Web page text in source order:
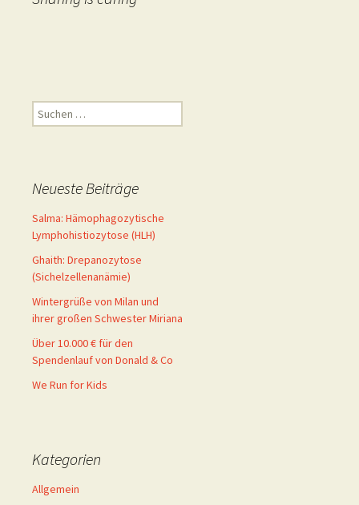
Suchen
nach:
Neueste Beiträge
Salma: Hämophagozytische
Lymphohistiozytose (HLH)
Ghaith: Drepanozytose
(Sichelzellenanämie)
Wintergrüße von Milan und
ihrer großen Schwester Miriana
Über 10.000 € für den
Spendenlauf von Donald & Co
We Run for Kids
Kategorien
Allgemein